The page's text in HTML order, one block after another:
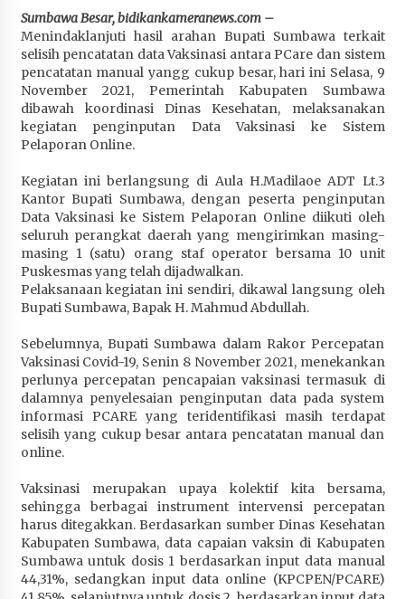
Penurunan Stunting di Sumbawa
4 minggu ago
Wabup Ansori Apresiasi Rekomendasi dan
Pandangan Fraksi – Fraksi DPRD Sumbawa
4 minggu ago
Bupati Sumbawa Lepas 487 Atlet dari Berbagai
NTB 2026
4 minggu ago
BAZNAS Kabupaten Sumbawa Salurkan Bantuan
Program 100 Mustahik Per Desa di Desa Teluk
Santong
4 minggu ago
Dosen UTS Siap Kembangkan Inovasi Lewat
Pelatihan PDPP 2026 Bali
4 minggu ago
Terapkan “Polantas Menyapa”, Satlantas Polres
Sumbawa Berupaya Wujudkan Pelayanan
Kepolisian yang Profesional
Capaian Program Pemerintah Kabupaten
Sumbawa Terus Dirasakan Masyarakat
1 bulan ago
Sumbawa Besar, bidikankameranews.com –
Menindaklanjuti hasil arahan Bupati Sumbawa terkait
selisih pencatatan data Vaksinasi antara PCare dan sistem
pencatatan manual yangg cukup besar, hari ini Selasa, 9
November 2021, Pemerintah Kabupaten Sumbawa
dibawah koordinasi Dinas Kesehatan, melaksanakan
kegiatan penginputan Data Vaksinasi ke Sistem
Pelaporan Online.
Kegiatan ini berlangsung di Aula H.Madilaoe ADT Lt.3
Kantor Bupati Sumbawa, dengan peserta penginputan
Data Vaksinasi ke Sistem Pelaporan Online diikuti oleh
seluruh perangkat daerah yang mengirimkan masing-
masing 1 (satu) orang staf operator bersama 10 unit
Puskesmas yang telah dijadwalkan.
Pelaksanaan kegiatan ini sendiri, dikawal langsung oleh
Bupati Sumbawa, Bapak H. Mahmud Abdullah.
Sebelumnya, Bupati Sumbawa dalam Rakor Percepatan
Vaksinasi Covid-19, Senin 8 November 2021, menekankan
perlunya percepatan pencapaian vaksinasi termasuk di
dalamnya penyelesaian penginputan data pada system
informasi PCARE yang teridentifikasi masih terdapat
selisih yang cukup besar antara pencatatan manual dan
online.
Vaksinasi merupakan upaya kolektif kita bersama,
sehingga berbagai instrument intervensi percepatan
harus ditegakkan. Berdasarkan sumber Dinas Kesehatan
Kabupaten Sumbawa, data capaian vaksin di Kabupaten
Sumbawa untuk dosis 1 berdasarkan input data manual
44,31%, sedangkan input data online (KPCPEN/PCARE)